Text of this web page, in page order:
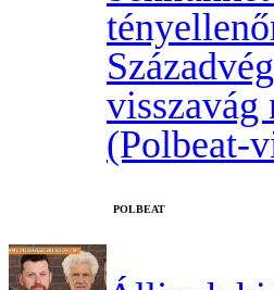
visszavág
(Polbeat-
‎POLBEAT